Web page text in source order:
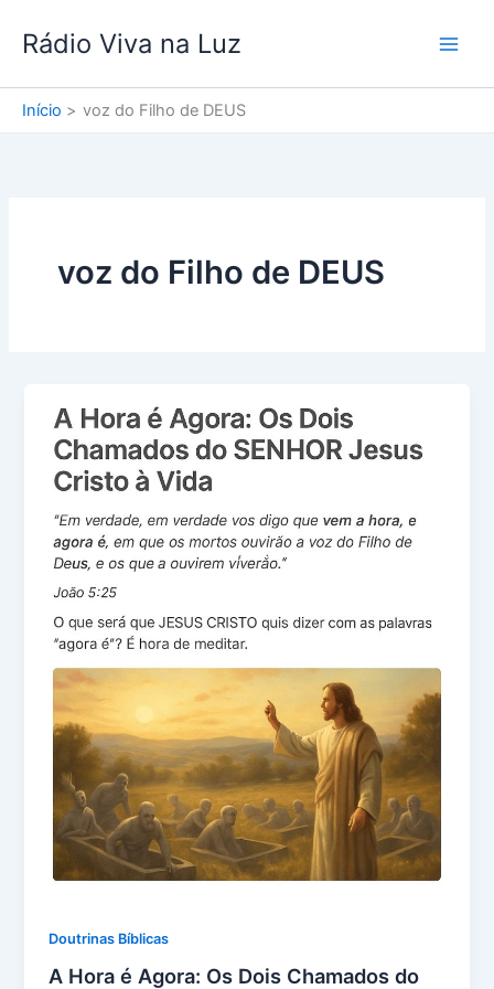
para
conteúdo
Rádio Viva na Luz
Início voz do Filho de DEUS
voz do Filho de DEUS
Doutrinas Bíblicas
A Hora é Agora: Os Dois Chamados do